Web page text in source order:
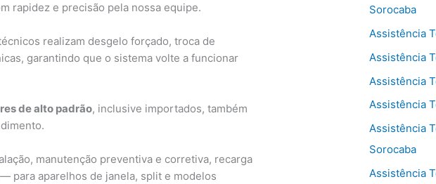
rapidez e precisão pela nossa equipe.
realizam desgelo forçado, troca de
garantindo que o sistema volte a funcionar
de alto padrão, inclusive importados, também
manutenção preventiva e corretiva, recarga
para aparelhos de janela, split e modelos
Sorocaba
Assistência
Assistência
Assistência
Assistência
Assistência
Sorocaba
Assistência